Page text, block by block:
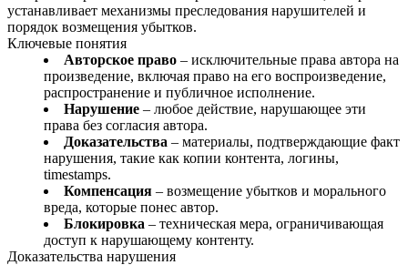
устанавливает механизмы преследования нарушителей и
порядок возмещения убытков.
Ключевые понятия
Авторское право – исключительные права автора на
произведение, включая право на его воспроизведение,
распространение и публичное исполнение.
Нарушение – любое действие, нарушающее эти
права без согласия автора.
Доказательства – материалы, подтверждающие факт
нарушения, такие как копии контента, логины,
timestamps.
Компенсация – возмещение убытков и морального
вреда, которые понес автор.
Блокировка – техническая мера, ограничивающая
доступ к нарушающему контенту.
Доказательства нарушения